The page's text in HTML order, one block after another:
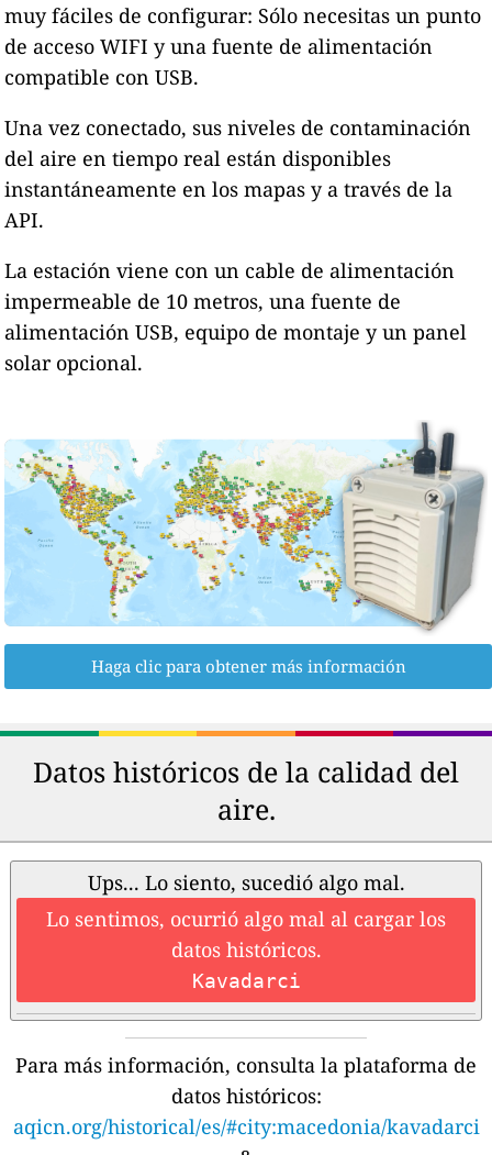
muy fáciles de configurar: Sólo necesitas un punto
de acceso WIFI y una fuente de alimentación
compatible con USB.
Una vez conectado, sus niveles de contaminación
del aire en tiempo real están disponibles
instantáneamente en los mapas y a través de la
API.
La estación viene con un cable de alimentación
impermeable de 10 metros, una fuente de
alimentación USB, equipo de montaje y un panel
solar opcional.
Haga clic para obtener más información
Datos históricos de la calidad del
aire.
Ups... Lo siento, sucedió algo mal.
Lo sentimos, ocurrió algo mal al cargar los
datos históricos.
Kavadarci
Para más información, consulta la plataforma de
datos históricos:
aqicn.org/historical/es/#city:macedonia/kavadarci